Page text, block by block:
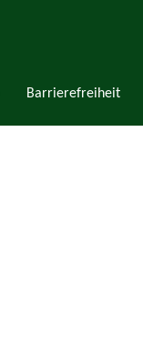
Barrierefreiheit